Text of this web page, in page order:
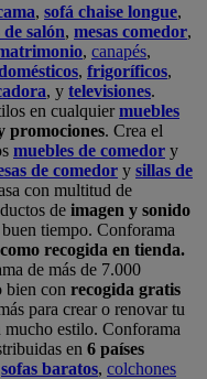
, sofá chaise longue,
salón, mesas comedor,
, canapés,
, frigoríficos,
, y televisiones.
en cualquiermuebles
promociones. Crea el
muebles de comedor y
de comedor y sillas de
con multitud de
de imagen y sonido
tiempo. Conforama
recogida en tienda.
de más de 7.000
bien con recogida gratis
para crear o renovar tu
estilo. Conforama
en 6 países
sofas baratos, colchones